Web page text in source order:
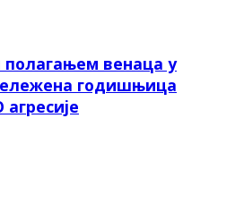
полагањем венаца у
годишњица